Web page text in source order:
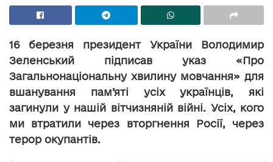
16 березня президент України Володимир
Зеленський підписав указ «Про
Загальнонаціональну хвилину мовчання» для
вшанування пам’яті усіх українців, які
загинули у нашій вітчизняній війні. Усіх, кого
ми втратили через вторгнення Росії, через
терор окупантів.